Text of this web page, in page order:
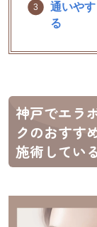
通いや
る
神戸でエラ
クのおすす
施術してい